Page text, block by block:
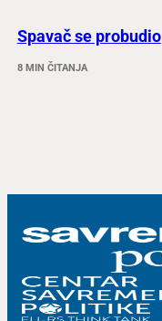
Spavač se probudio
8 MIN ČITANJA